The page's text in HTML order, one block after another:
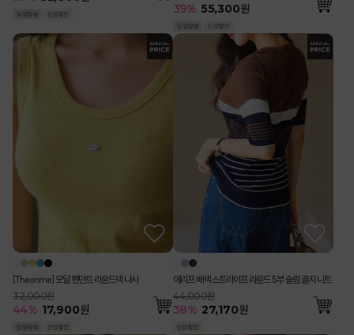
39% 55,300원
[Theonme] 모달 펜던트 라운드넥 나시
32,000원
44% 17,900원
에리프 배색 스트라이프 라운드 5부 슬림 골지 니트
44,000원
38% 27,170원